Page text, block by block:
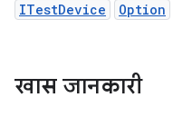
ITestDevice Option
खास जानकारी